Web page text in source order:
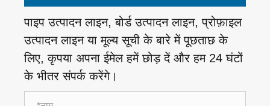
पाइप उत्पादन लाइन, बोर्ड उत्पादन लाइन, प्रोफ़ाइल
उत्पादन लाइन या मूल्य सूची के बारे में पूछताछ के
लिए, कृपया अपना ईमेल हमें छोड़ दें और हम 24 घंटों
के भीतर संपर्क करेंगे।